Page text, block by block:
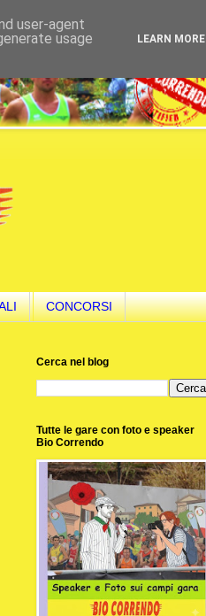
CONCORSI
Cerca nel blog
Tutte le gare con foto e speaker
Bio Correndo
user-agent
usage
LEARN MORE